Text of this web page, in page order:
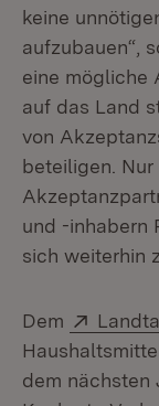
keine
aufzubauen“,
eine mögliche
auf das Land
von
beteiligen.
und -inhabern
sich weiterhin
Dem Extern:
dem nächsten